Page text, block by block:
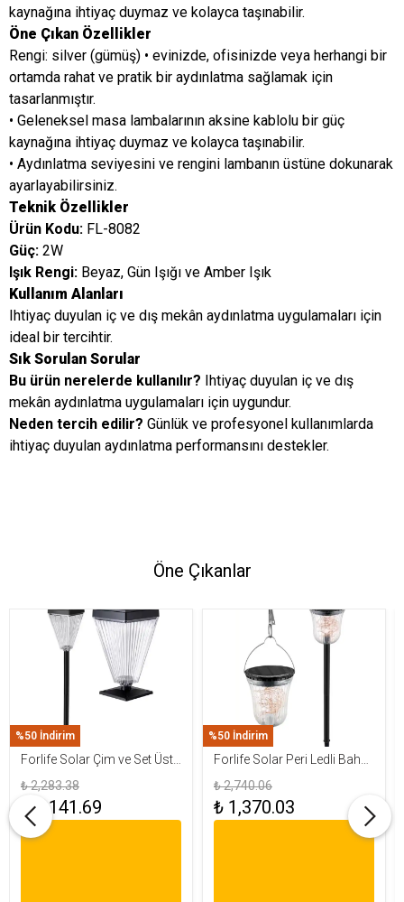
kaynağına ihtiyaç duymaz ve kolayca taşınabilir.
Öne Çıkan Özellikler
Rengi: silver (gümüş) • evinizde, ofisinizde veya herhangi bir
ortamda rahat ve pratik bir aydınlatma sağlamak için
tasarlanmıştır.
• Geleneksel masa lambalarının aksine kablolu bir güç
kaynağına ihtiyaç duymaz ve kolayca taşınabilir.
• Aydınlatma seviyesini ve rengini lambanın üstüne dokunarak
ayarlayabilirsiniz.
Teknik Özellikler
Ürün Kodu: FL-8082
Güç: 2W
Işık Rengi: Beyaz, Gün Işığı ve Amber Işık
Kullanım Alanları
Ihtiyaç duyulan iç ve dış mekân aydınlatma uygulamaları için
ideal bir tercihtir.
Sık Sorulan Sorular
Bu ürün nerelerde kullanılır? Ihtiyaç duyulan iç ve dış
mekân aydınlatma uygulamaları için uygundur.
Neden tercih edilir? Günlük ve profesyonel kullanımlarda
ihtiyaç duyulan aydınlatma performansını destekler.
Öne Çıkanlar
%50 İndirim
Forlife Solar Çim ve Set Üstü
Armatür 15W FL-3283
₺ 2,283.38
₺ 1,141.69
%50 İndirim
Forlife Solar Peri Ledli Bahçe
Aydınlatma Armatürü FL-
3284
₺ 2,740.06
₺ 1,370.03